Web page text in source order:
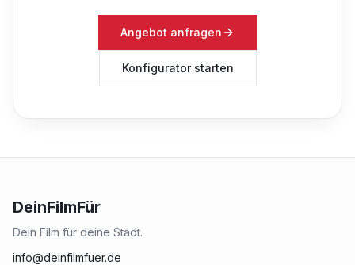
Angebot anfragen
Konfigurator starten
DeinFilmFür
Dein Film für deine Stadt.
info@deinfilmfuer.de